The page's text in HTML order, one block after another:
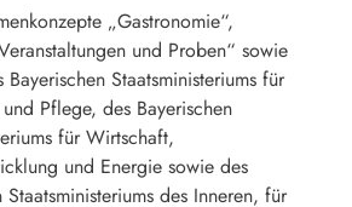
„Gastronomie“,
und Proben“ sowie
Bayerischen Staatsministeriums für
Pflege, des Bayerischen
für Wirtschaft,
und Energie sowie des
Staatsministeriums des Inneren, für